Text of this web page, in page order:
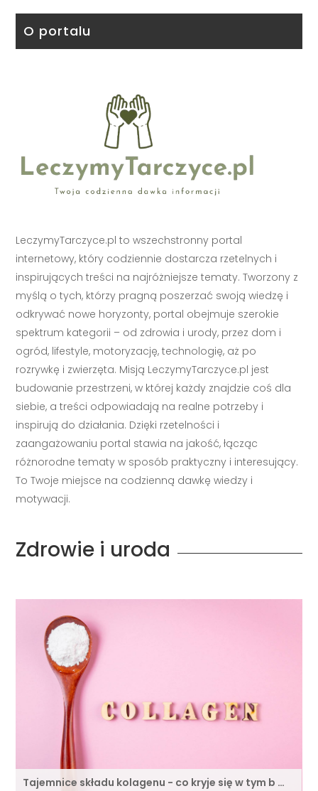
O portalu
LeczymyTarczyce.pl to wszechstronny portal
internetowy, który codziennie dostarcza rzetelnych i
inspirujących treści na najróżniejsze tematy. Tworzony z
myślą o tych, którzy pragną poszerzać swoją wiedzę i
odkrywać nowe horyzonty, portal obejmuje szerokie
spektrum kategorii – od zdrowia i urody, przez dom i
ogród, lifestyle, motoryzację, technologię, aż po
rozrywkę i zwierzęta. Misją LeczymyTarczyce.pl jest
budowanie przestrzeni, w której każdy znajdzie coś dla
siebie, a treści odpowiadają na realne potrzeby i
inspirują do działania. Dzięki rzetelności i
zaangażowaniu portal stawia na jakość, łącząc
różnorodne tematy w sposób praktyczny i interesujący.
To Twoje miejsce na codzienną dawkę wiedzy i
motywacji.
Zdrowie i uroda
Tajemnice składu kolagenu - co kryje się w tym b …